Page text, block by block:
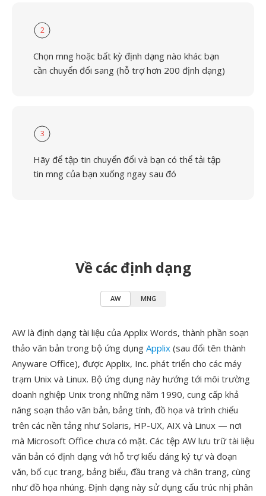
2
Chọn mng hoặc bất kỳ định dạng nào khác bạn
cần chuyển đổi sang (hỗ trợ hơn 200 định dạng)
3
Hãy để tập tin chuyển đổi và bạn có thể tải tập
tin mng của bạn xuống ngay sau đó
Về các định dạng
AW MNG
AW là định dạng tài liệu của Applix Words, thành phần soạn
thảo văn bản trong bộ ứng dụng Applix (sau đổi tên thành
Anyware Office), được Applix, Inc. phát triển cho các máy
trạm Unix và Linux. Bộ ứng dụng này hướng tới môi trường
doanh nghiệp Unix trong những năm 1990, cung cấp khả
năng soạn thảo văn bản, bảng tính, đồ họa và trình chiếu
trên các nền tảng như Solaris, HP-UX, AIX và Linux — nơi
mà Microsoft Office chưa có mặt. Các tệp AW lưu trữ tài liệu
văn bản có định dạng với hỗ trợ kiểu dáng ký tự và đoạn
văn, bố cục trang, bảng biểu, đầu trang và chân trang, cùng
như đồ họa nhúng. Định dạng này sử dụng cấu trúc nhị phân